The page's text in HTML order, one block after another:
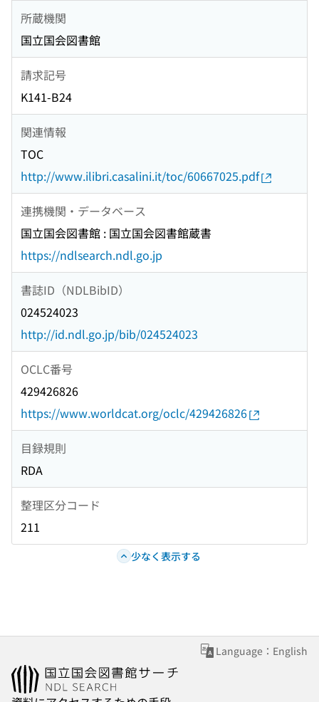
所蔵機関
国立国会図書館
請求記号
K141-B24
関連情報
TOC
http://www.ilibri.casalini.it/toc/60667025.pdf
連携機関・データベース
国立国会図書館 : 国立国会図書館蔵書
https://ndlsearch.ndl.go.jp
書誌ID（NDLBibID）
024524023
http://id.ndl.go.jp/bib/024524023
OCLC番号
429426826
https://www.worldcat.org/oclc/429426826
目録規則
RDA
整理区分コード
211
少なく表示する
Language：English